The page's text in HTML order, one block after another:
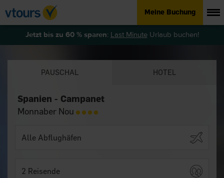
Meine Buchung
Jetzt bis zu 60 % sparen: Last MinuteUrlaub buchen!
PAUSCHAL HOTEL
Spanien - Campanet
Monnaber Nou
2 Reisende